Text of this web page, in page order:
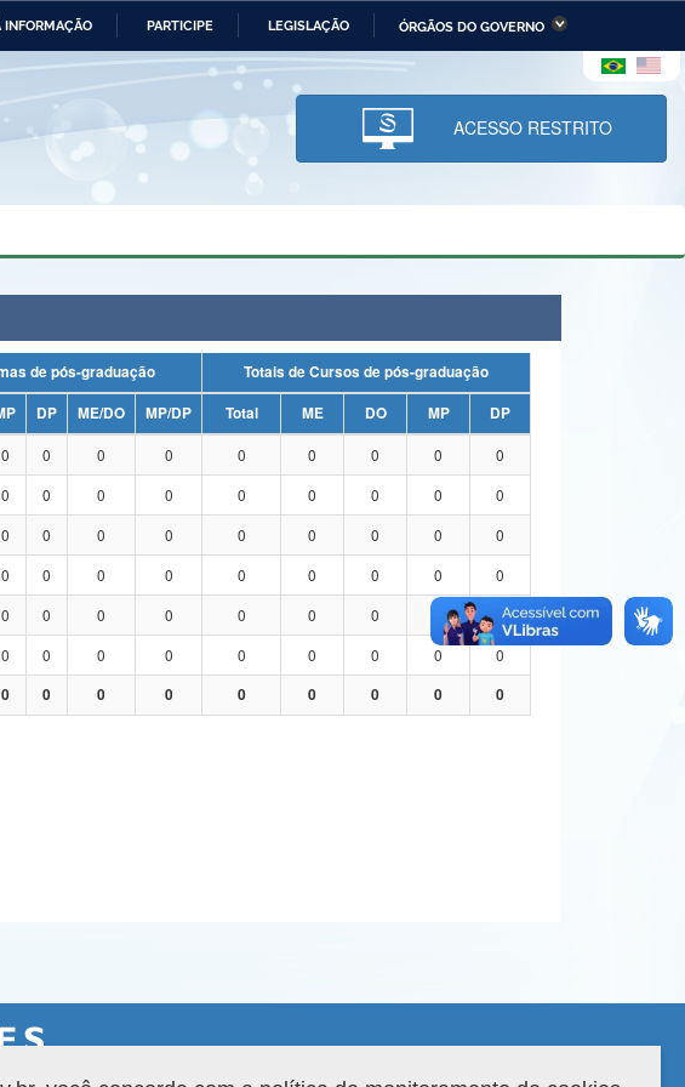
INFORMAÇÃO PARTICIPE LEGISLAÇÃO ÓRGÃOS DO GOVERNO
Ministério da Economia Ministério da Infraestrutura
Ministério da Ciência,
Tecnologia, Inovações e
Comunicações
e dos Direitos Humanos
Planalto
ACESSO RESTRITO
Total de Programas de pós-graduação
Totais de Cursos de pós-graduação
DP ME/DO MP/DP Total ME DO MP
DP
0 0 0 0 0 0 0 0
0
0 0 0 0 0 0 0 0
0
0 0 0 0 0 0 0 0
0
0 0 0 0 0 0 0 0
0
0 0 0 0 0 0 0
0
0 0 0 0 0 0 0 0
0
0 0 0 0 0 0 0 0 0